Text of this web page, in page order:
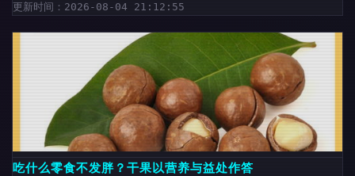
更新时间：2026-08-04 21:12:55
吃什么零食不发胖？干果以营养与益处作答